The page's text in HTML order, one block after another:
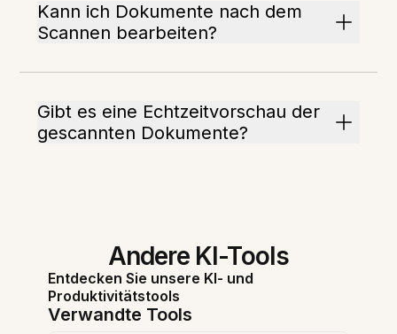
Kann ich Dokumente nach dem
Scannen bearbeiten?
Gibt es eine Echtzeitvorschau der
gescannten Dokumente?
Andere KI-Tools
Entdecken Sie unsere KI- und
Produktivitätstools
Verwandte Tools